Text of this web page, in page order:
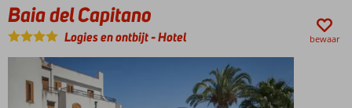
Baia del Capitano
Logies en ontbijt-Hotel bewaar